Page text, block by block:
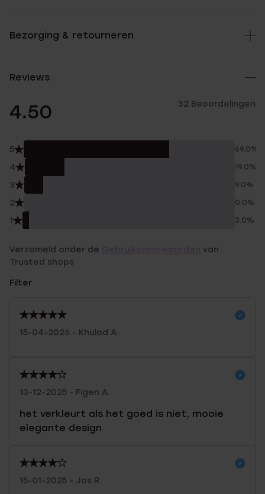
Bezorging & retourneren
Reviews
4.50 32 Beoordelingen
5 69.0%
4 19.0%
3 9.0%
2 0.0%
1 3.0%
Verzameld onder de
van
Trusted shops
Filter
15-04-2026 - Khulod A.
13-12-2025 - Figen A.
het verkleurt als het goed is niet, mooie
elegante design
15-01-2025 - Jos R.